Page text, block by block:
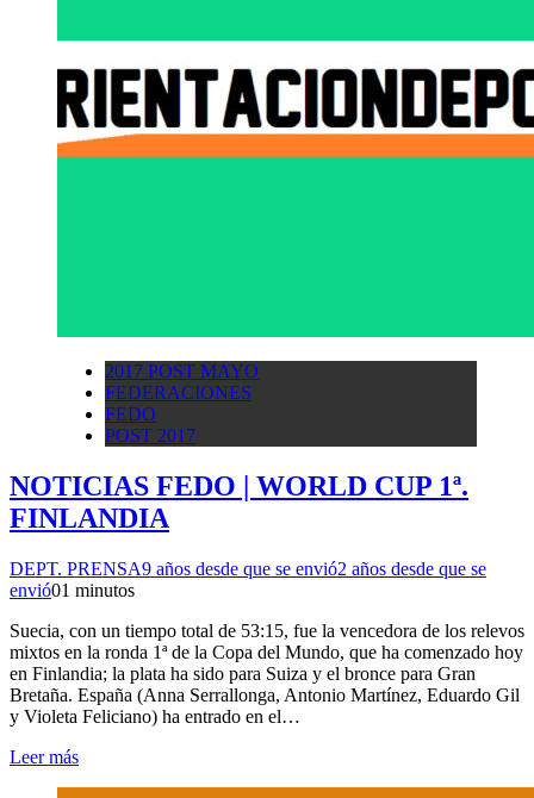
2017 POST MAYO
FEDERACIONES
FEDO
POST 2017
NOTICIAS FEDO | WORLD CUP 1ª.
FINLANDIA
DEPT. PRENSA9 años desde que se envió2 años desde que se
envió01 minutos
Suecia, con un tiempo total de 53:15, fue la vencedora de los relevos
mixtos en la ronda 1ª de la Copa del Mundo, que ha comenzado hoy
en Finlandia; la plata ha sido para Suiza y el bronce para Gran
Bretaña. España (Anna Serrallonga, Antonio Martínez, Eduardo Gil
y Violeta Feliciano) ha entrado en el…
Leer más